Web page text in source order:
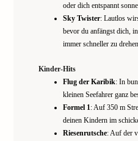
oder dich entspannt
Sky Twister: Lautlos
bevor du anfängst dich,
immer schneller zu
Kinder-Hits
Flug der Karibik: In
kleinen Seefahrer ganz
Formel 1: Auf 350 m
deinen Kindern im
Riesenrutsche: Auf der